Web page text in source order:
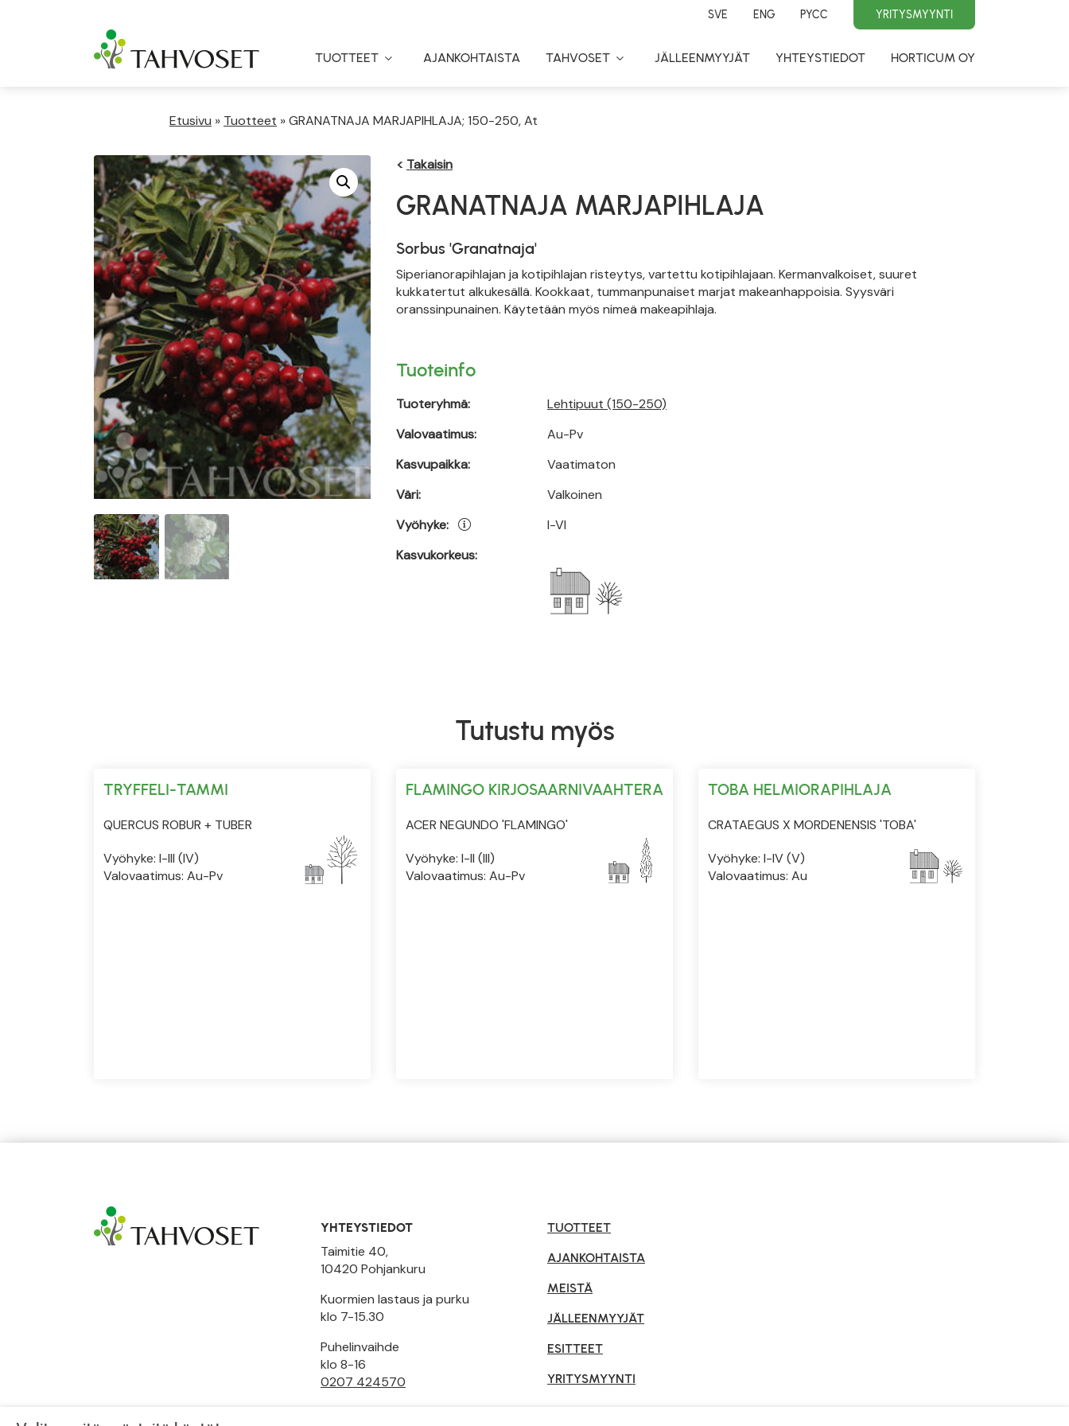
SVE ENG PYCC YRITYSMYYNTI
TUOTTEET
Toggle
AJANKOHTAISTA TAHVOSET
Toggle
JÄLLEENMYYJÄT YHTEYSTIEDOT HORTICUM OY
Etusivu » Tuotteet »GRANATNAJA MARJAPIHLAJA; 150-250, At
< Takaisin
GRANATNAJA MARJAPIHLAJA
Sorbus 'Granatnaja'
Siperianorapihlajan ja kotipihlajan risteytys, vartettu kotipihlajaan. Kermanvalkoiset, suuret
kukkatertut alkukesällä. Kookkaat, tummanpunaiset marjat makeanhappoisia. Syysväri
oranssinpunainen. Käytetään myös nimeä makeapihlaja.
Tuoteinfo
Tuoteryhmä:
Valovaatimus:
Kasvupaikka:
Väri:
Vyöhyke:
Kasvukorkeus:
Lehtipuut (150-250)
Au-Pv
Vaatimaton
Valkoinen
I-VI
Tutustu myös
TRYFFELI-TAMMI
QUERCUS ROBUR + TUBER
Vyöhyke: I-III (IV)
Valovaatimus: Au-Pv
FLAMINGO KIRJOSAARNIVAAHTERA
ACER NEGUNDO 'FLAMINGO'
Vyöhyke: I-II (III)
Valovaatimus: Au-Pv
TOBA HELMIORAPIHLAJA
CRATAEGUS X MORDENENSIS 'TOBA'
Vyöhyke: I-IV (V)
Valovaatimus: Au
YHTEYSTIEDOT
Taimitie 40,
10420 Pohjankuru
Kuormien lastaus ja purku
klo 7-15.30
Puhelinvaihde
klo 8-16
0207 424570
TUOTTEET
AJANKOHTAISTA
MEISTÄ
JÄLLEENMYYJÄT
ESITTEET
YRITYSMYYNTI